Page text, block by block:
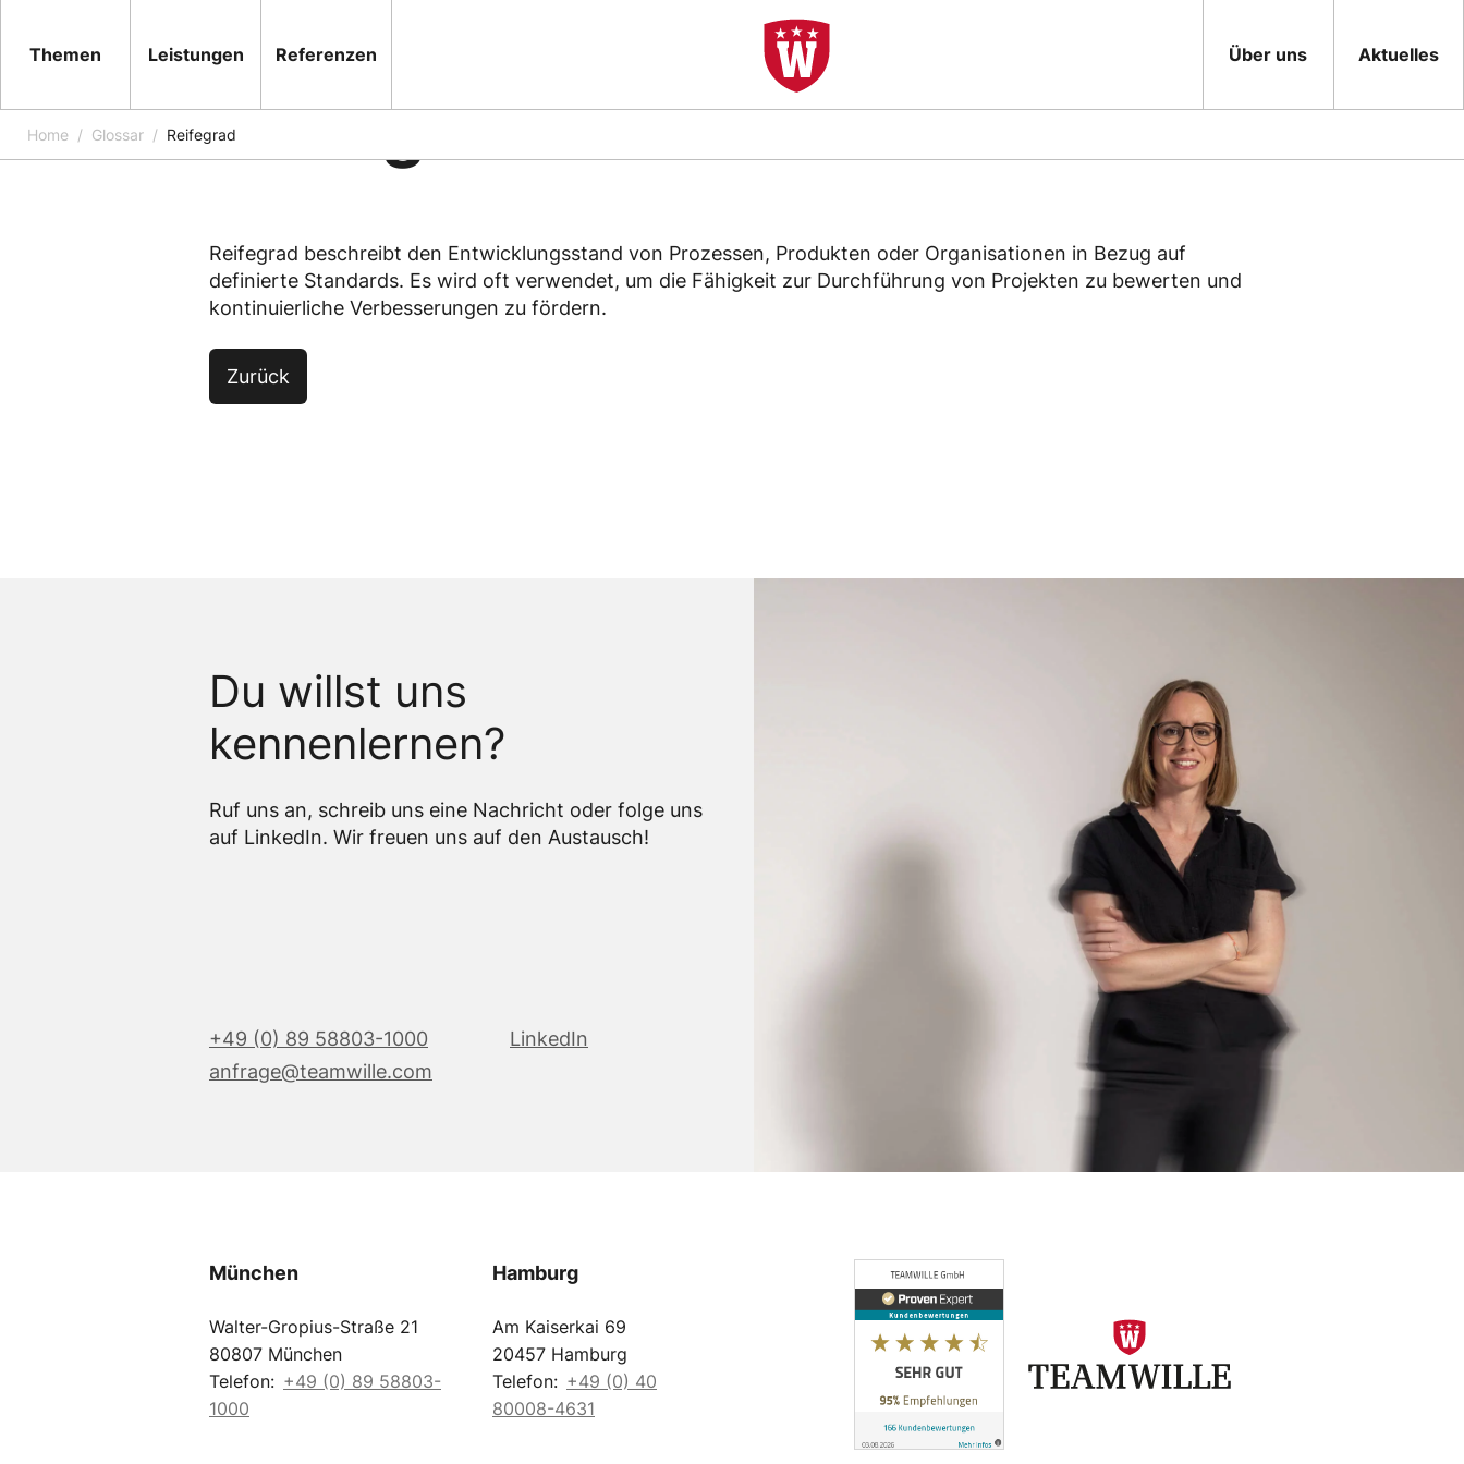
Themen Leistungen Referenzen Über uns Aktuelles
Home Glossar ReifegradReifegrad
Reifegrad beschreibt den Entwicklungsstand von Prozessen, Produkten oder Organisationen in Bezug auf
definierte Standards. Es wird oft verwendet, um die Fähigkeit zur Durchführung von Projekten zu bewerten und
kontinuierliche Verbesserungen zu fördern.
Zurück
Du willst uns
kennenlernen?
Ruf uns an, schreib uns eine Nachricht oder folge uns
auf LinkedIn. Wir freuen uns auf den Austausch!
+49 (0) 89 58803-1000
anfrage@teamwille.com
LinkedIn
München
Walter-Gropius-Straße 21
80807 München
Telefon: +49 (0) 89 58803-
1000
Hamburg
Am Kaiserkai 69
20457 Hamburg
Telefon: +49 (0) 40
80008-4631